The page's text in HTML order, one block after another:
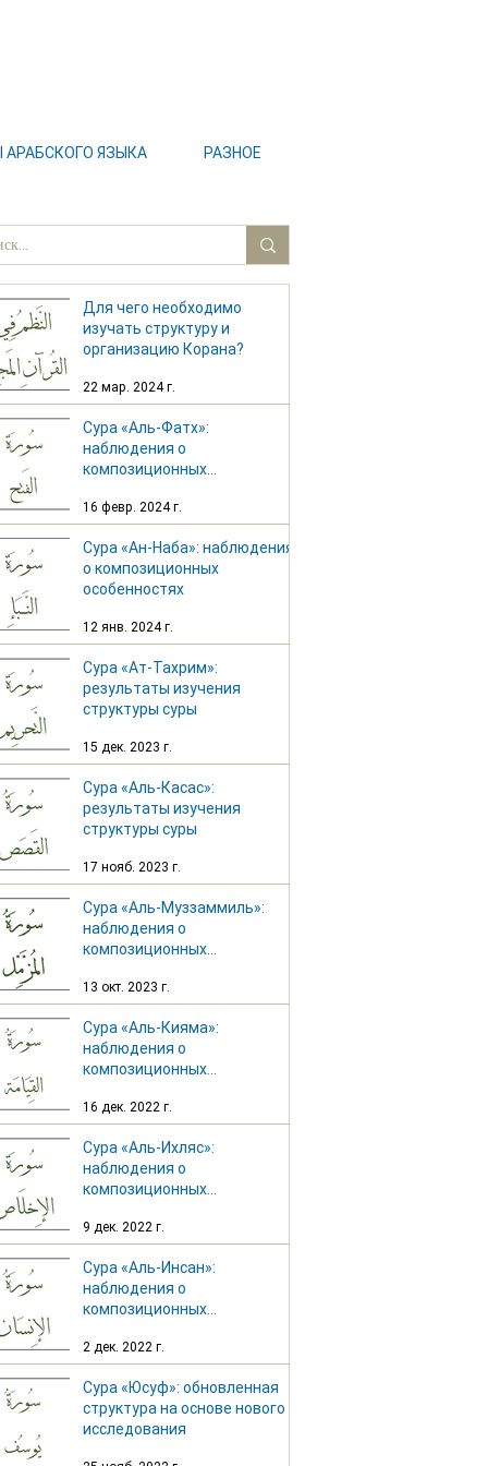
ЯЗЫКА РАЗНОЕ
Для чего необходимо
изучать структуру и
организацию Корана?
22 мар. 2024 г.
Сура «Аль-Фатх»:
наблюдения о
композиционных
16 февр. 2024 г.
Сура «Ан-Наба»: наблюдения
о композиционных
особенностях
12 янв. 2024 г.
Сура «Ат-Тахрим»:
результаты изучения
структуры суры
15 дек. 2023 г.
Сура «Аль-Касас»:
результаты изучения
структуры суры
17 нояб. 2023 г.
Сура «Аль-Муззаммиль»:
наблюдения о
композиционных
13 окт. 2023 г.
Сура «Аль-Кияма»:
наблюдения о
композиционных
16 дек. 2022 г.
Сура «Аль-Ихляс»:
наблюдения о
композиционных
9 дек. 2022 г.
Сура «Аль-Инсан»:
наблюдения о
композиционных
2 дек. 2022 г.
Сура «Юсуф»: обновленная
структура на основе нового
исследования